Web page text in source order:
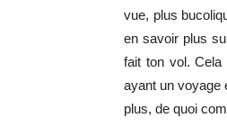
vue, plus
en savoir plus
fait ton vol. Cela
ayant un voyage
plus, de quoi